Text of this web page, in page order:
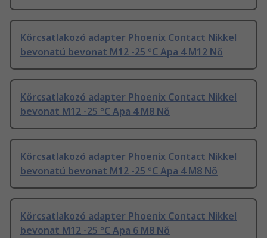
Körcsatlakozó adapter Phoenix Contact Nikkel
bevonatú bevonat M12 -25 °C Apa 4 M12 Nő
Körcsatlakozó adapter Phoenix Contact Nikkel
bevonat M12 -25 °C Apa 4 M8 Nő
Körcsatlakozó adapter Phoenix Contact Nikkel
bevonatú bevonat M12 -25 °C Apa 4 M8 Nő
Körcsatlakozó adapter Phoenix Contact Nikkel
bevonat M12 -25 °C Apa 6 M8 Nő